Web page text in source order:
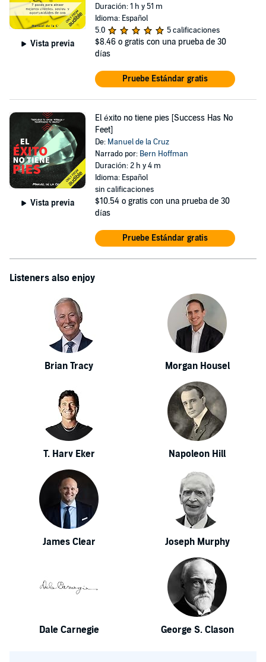
Vista previa
Duración: 1 h y 51 m
Idioma: Español
5.0
5 calificaciones
$8.46 o gratis con una prueba de 30
días
Pruebe Estándar gratis
Vista previa
El éxito no tiene pies [Success Has No
Feet]
De: Manuel de la Cruz
Narrado por: Bern Hoffman
Duración: 2 h y 4 m
Idioma: Español
sin calificaciones
$10.54 o gratis con una prueba de 30
días
Pruebe Estándar gratis
Listeners also enjoy
Brian Tracy Morgan Housel
T. Harv Eker Napoleon Hill
James Clear Joseph Murphy
Dale Carnegie George S. Clason